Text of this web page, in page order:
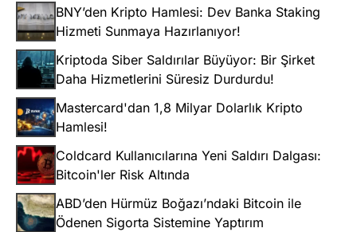
BNY’den Kripto Hamlesi: Dev Banka Staking
Hizmeti Sunmaya Hazırlanıyor!
Kriptoda Siber Saldırılar Büyüyor: Bir Şirket
Daha Hizmetlerini Süresiz Durdurdu!
Mastercard'dan 1,8 Milyar Dolarlık Kripto
Hamlesi!
Coldcard Kullanıcılarına Yeni Saldırı Dalgası:
Bitcoin'ler Risk Altında
ABD’den Hürmüz Boğazı’ndaki Bitcoin ile
Ödenen Sigorta Sistemine Yaptırım